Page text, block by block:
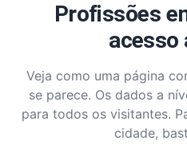
Profissões
acesso
Veja como uma página
se parece. Os dados a
para todos os visitantes.
cidade,